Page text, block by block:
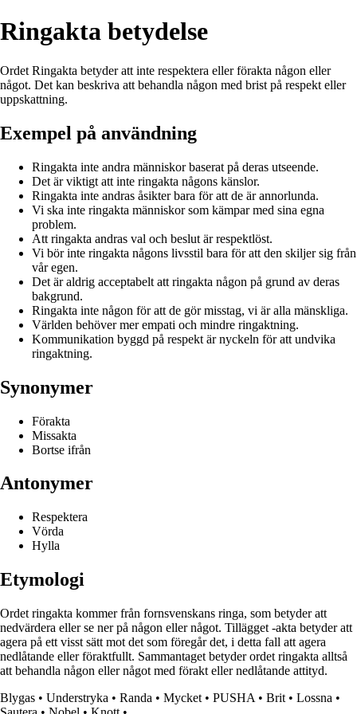
Ringakta betydelse
Ordet Ringakta betyder att inte respektera eller förakta någon eller
något. Det kan beskriva att behandla någon med brist på respekt eller
uppskattning.
Exempel på användning
Ringakta inte andra människor baserat på deras utseende.
Det är viktigt att inte ringakta någons känslor.
Ringakta inte andras åsikter bara för att de är annorlunda.
Vi ska inte ringakta människor som kämpar med sina egna
problem.
Att ringakta andras val och beslut är respektlöst.
Vi bör inte ringakta någons livsstil bara för att den skiljer sig från
vår egen.
Det är aldrig acceptabelt att ringakta någon på grund av deras
bakgrund.
Ringakta inte någon för att de gör misstag, vi är alla mänskliga.
Världen behöver mer empati och mindre ringaktning.
Kommunikation byggd på respekt är nyckeln för att undvika
ringaktning.
Synonymer
Förakta
Missakta
Bortse ifrån
Antonymer
Respektera
Vörda
Hylla
Etymologi
Ordet ringakta kommer från fornsvenskans ringa, som betyder att
nedvärdera eller se ner på någon eller något. Tillägget -akta betyder att
agera på ett visst sätt mot det som föregår det, i detta fall att agera
nedlåtande eller föraktfullt. Sammantaget betyder ordet ringakta alltså
att behandla någon eller något med förakt eller nedlåtande attityd.
Blygas • Understryka • Randa • Mycket • PUSHA • Brit • Lossna •